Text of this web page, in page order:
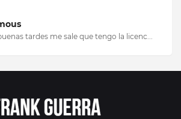
tardes me sale que tengo la licenc...